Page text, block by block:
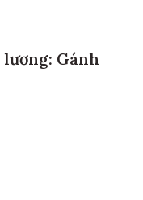
Gánh